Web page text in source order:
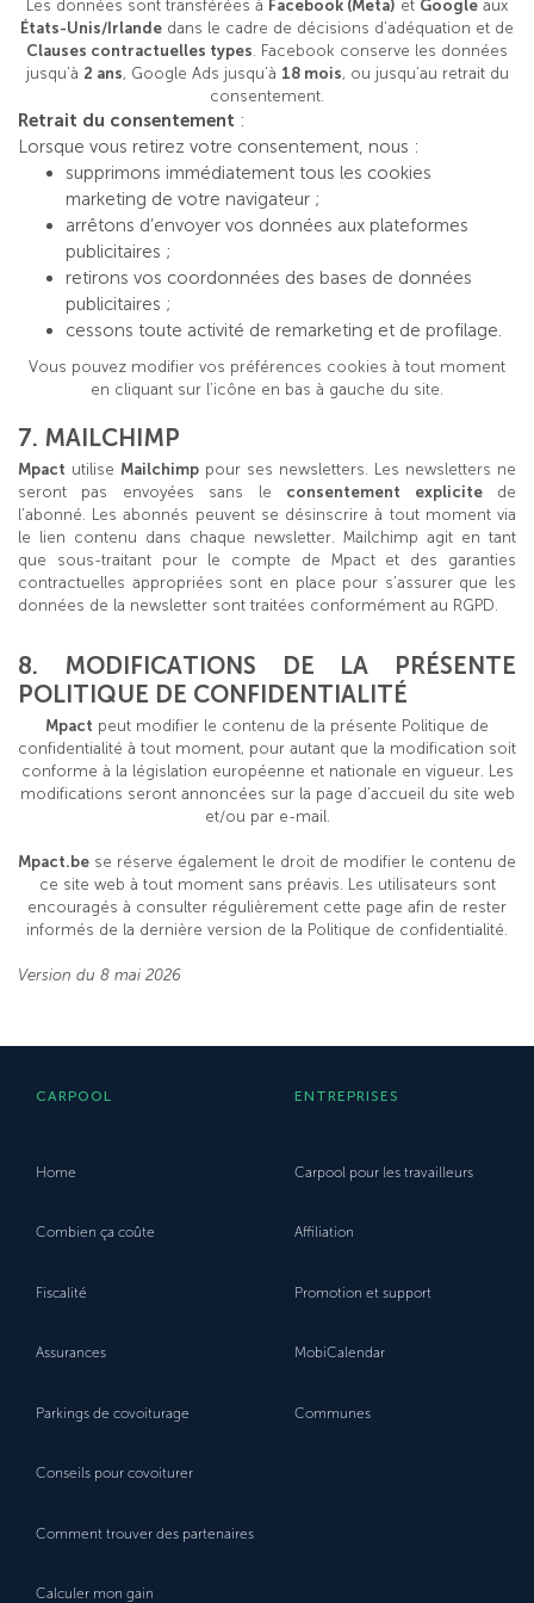
Les données sont transférées à Facebook (Meta) et Google aux
États-Unis/Irlande dans le cadre de décisions d’adéquation et de
Clauses contractuelles types. Facebook conserve les données
jusqu’à 2 ans, Google Ads jusqu’à 18 mois, ou jusqu’au retrait du
consentement.
Retrait du consentement :
Lorsque vous retirez votre consentement, nous :
supprimons immédiatement tous les cookies
marketing de votre navigateur ;
arrêtons d’envoyer vos données aux plateformes
publicitaires ;
retirons vos coordonnées des bases de données
publicitaires ;
cessons toute activité de remarketing et de profilage.
Vous pouvez modifier vos préférences cookies à tout moment
en cliquant sur l’icône en bas à gauche du site.
7. MAILCHIMP
Mpact utilise Mailchimp pour ses newsletters. Les newsletters ne
seront pas envoyées sans le consentement explicitede
l’abonné. Les abonnés peuvent se désinscrire à tout moment via
le lien contenu dans chaque newsletter. Mailchimp agit en tant
que sous-traitant pour le compte de Mpact et des garanties
contractuelles appropriées sont en place pour s’assurer que les
données de la newsletter sont traitées conformément au RGPD.
8. MODIFICATIONS DE LA PRÉSENTE
POLITIQUE DE CONFIDENTIALITÉ
Mpact peut modifier le contenu de la présente Politique de
confidentialité à tout moment, pour autant que la modification soit
conforme à la législation européenne et nationale en vigueur. Les
modifications seront annoncées sur la page d’accueil du site web
et/ou par e-mail.
Mpact.be se réserve également le droit de modifier le contenu de
ce site web à tout moment sans préavis. Les utilisateurs sont
encouragés à consulter régulièrement cette page afin de rester
informés de la dernière version de la Politique de confidentialité.
Version du 8 mai 2026
CARPOOL
Home
Combien ça coûte
Fiscalité
Assurances
Parkings de covoiturage
Conseils pour covoiturer
Comment trouver des partenaires
Calculer mon gain
ENTREPRISES
Carpool pour les travailleurs
Affiliation
Promotion et support
MobiCalendar
Communes